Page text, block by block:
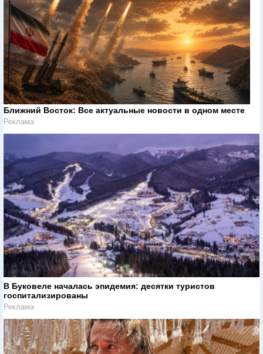
Ближний Восток: Все актуальные новости в одном месте
Реклама
В Буковеле началась эпидемия: десятки туристов
госпитализированы
Реклама